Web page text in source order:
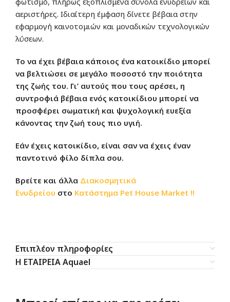
αεριστήρες. Ιδιαίτερη έμφαση δίνετε βέβαια στην
εφαρμογή καινοτομιών και μοναδικών τεχνολογικών
λύσεων.
Το να έχει βέβαια κάποιος ένα κατοικίδιο μπορεί
να βελτιώσει σε μεγάλο ποσοστό την ποιότητα
της ζωής του. Γι’ αυτούς που τους αρέσει, η
συντροφιά βέβαια ενός κατοικίδιου μπορεί να
προσφέρει σωματική και ψυχολογική ευεξία
κάνοντας την ζωή τους πιο υγιή.
Εάν έχεις κατοικίδιο, είναι σαν να έχεις έναν
παντοτινό φίλο δίπλα σου.
Βρείτε και άλλα Διακοσμητικά
Ενυδρείου στο Κατάστημα Pet House Market !!
Επιπλέον πληροφορίες
Η ΕΤΑΙΡΕΙΑ Aquael